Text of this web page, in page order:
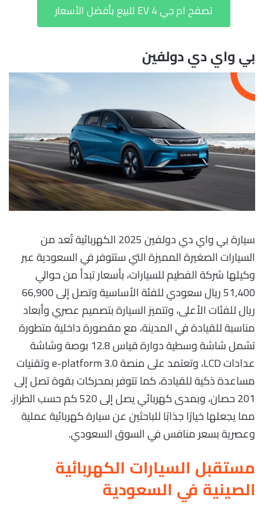
تصفح ام جي 4 EV للبيع بأفضل الأسعار
بي واي دي دولفين
سيارة بي واي دي دولفين 2025 الكهربائية تُعد من
السيارات الصغيرة المميزة التي ستتوفر في السعودية عبر
وكيلها شركة الفطيم للسيارات، بأسعار تبدأ من حوالي
51,400 ريال سعودي للفئة الأساسية وتصل إلى 66,900
ريال للفئات الأعلى، وتتميز السيارة بتصميم عصري وأبعاد
مناسبة للقيادة في المدينة، مع مقصورة داخلية متطورة
تشمل شاشة وسطية دوارة قياس 12.8 بوصة وشاشة
عدادات LCD، وتعتمد على منصة e-platform 3.0 وتقنيات
مساعدة ذكية للقيادة، كما تتوفر بمحركات بقوة تصل إلى
201 حصان، وبمدى كهربائي يصل إلى 520 كم حسب الطراز،
مما يجعلها خيارًا جذابًا للباحثين عن سيارة كهربائية عملية
وعصرية بسعر منافس في السوق السعودي.
مستقبل السيارات الكهربائية
الصينية في السعودية